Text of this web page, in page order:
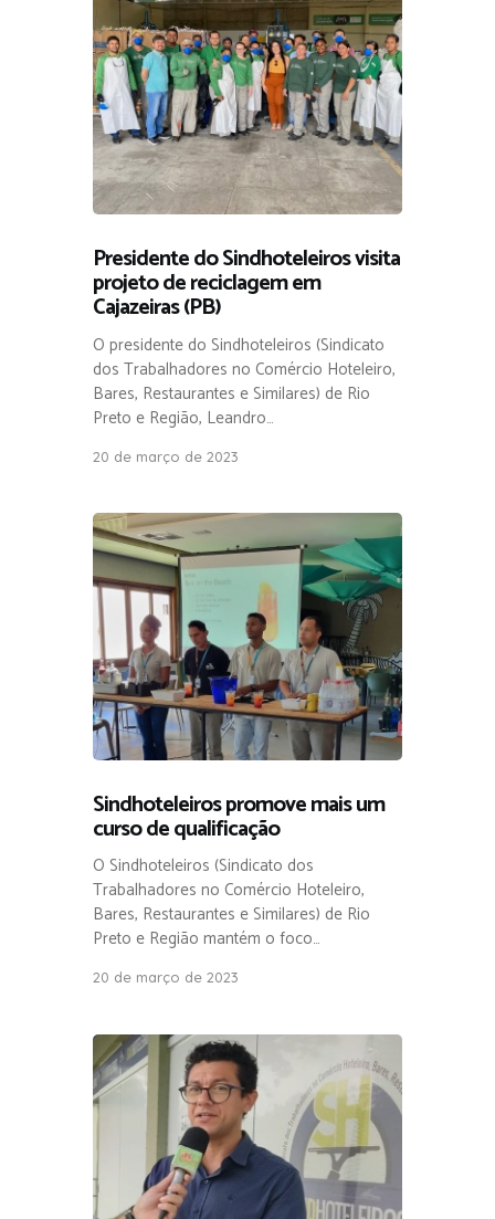
Presidente do Sindhoteleiros visita
projeto de reciclagem em
Cajazeiras (PB)
O presidente do Sindhoteleiros (Sindicato
dos Trabalhadores no Comércio Hoteleiro,
Bares, Restaurantes e Similares) de Rio
Preto e Região, Leandro…
20 de março de 2023
Sindhoteleiros promove mais um
curso de qualificação
O Sindhoteleiros (Sindicato dos
Trabalhadores no Comércio Hoteleiro,
Bares, Restaurantes e Similares) de Rio
Preto e Região mantém o foco…
20 de março de 2023